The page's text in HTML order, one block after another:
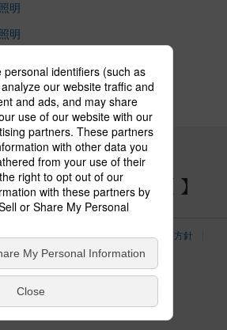
明
明
の電気設備 SNSアカウント
クッキーポリシー
個人情報保護方針
ニック ホールディングス
Area/Country
気・建築設備（ビジネス）